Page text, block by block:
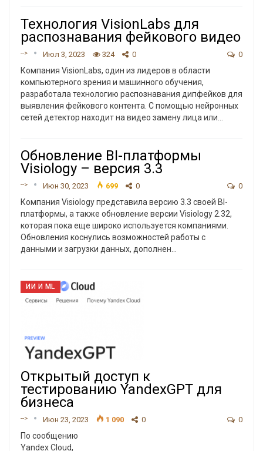
Технология VisionLabs для
распознавания фейкового видео
--> Июл 3, 2023 324 0 0
Компания VisionLabs, один из лидеров в области
компьютерного зрения и машинного обучения,
разработала технологию распознавания дипфейков для
выявления фейкового контента. С помощью нейронных
сетей детектор находит на видео замену лица или…
Обновление BI-платформы
Visiology – версия 3.3
--> Июн 30, 2023 699 0 0
Компания Visiology представила версию 3.3 своей BI-
платформы, а также обновление версии Visiology 2.32,
которая пока еще широко используется компаниями.
Обновления коснулись возможностей работы с
данными и загрузки данных, дополнен…
ИИ И ML
Открытый доступ к
тестированию YandexGPT для
бизнеса
--> Июн 23, 2023 1 090 0 0
По сообщению
Yandex Cloud,